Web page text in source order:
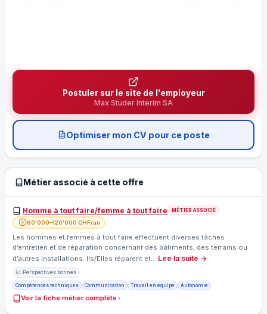
Postuler sur le site de l'employeur
Max Studer Interim SA
Optimiser mon CV pour ce poste
Métier associé à cette offre
Homme à tout faire/femme à tout faire MÉTIER ASSOCIÉ
60'000–120'000 CHF/an
Les hommes et femmes à tout faire effectuent diverses tâches
d’entretien et de réparation concernant des bâtiments, des terrains ou
d’autres installations. Ils/Elles réparent et… Lire la suite →
📈 Perspectives bonnes
Compétences techniques Communication Travail en équipe Autonomie
Voir la fiche métier complète